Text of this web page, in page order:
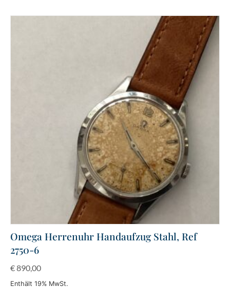
Omega Herrenuhr Handaufzug Stahl, Ref
2750-6
€890,00
Enthält 19% MwSt.